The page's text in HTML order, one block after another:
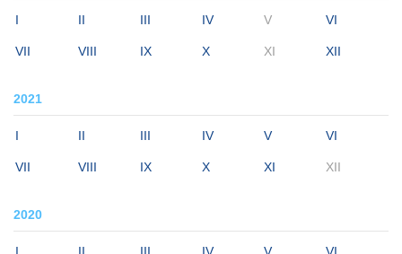
I II III IV V VI
VII VIII IX X XI XII
2021
I II III IV V VI
VII VIII IX X XI XII
2020